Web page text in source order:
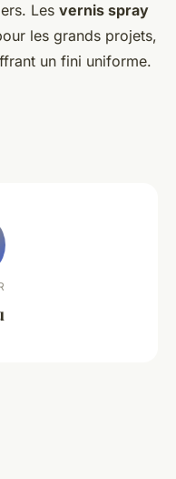
Les vernis spray
les grands projets,
un fini uniforme.